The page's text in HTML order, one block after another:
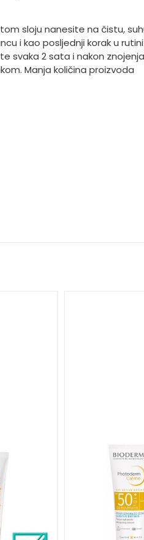
sloju nanesite na čistu,
i kao posljednji korak u rutini
svaka 2 sata i nakon
Manja količina proizvoda